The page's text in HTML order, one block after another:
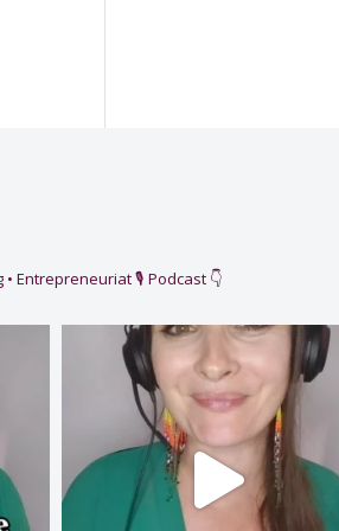
• Entrepreneuriat🎙️ Podcast 👇